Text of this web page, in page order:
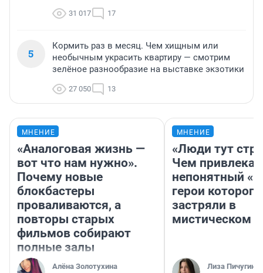
31 017 17
5
Кормить раз в месяц. Чем хищным или
необычным украсить квартиру — смотрим
зелёное разнообразие на выставке экзотики
27 050 13
МНЕНИЕ
«Аналоговая жизнь —
вот что нам нужно».
Почему новые
блокбастеры
проваливаются, а
повторы старых
фильмов собирают
полные залы
Алёна Золотухина
МНЕНИЕ
«Люди тут
Чем
непонятный
герои которого
застряли в
мистическом
Лиза Пичугина